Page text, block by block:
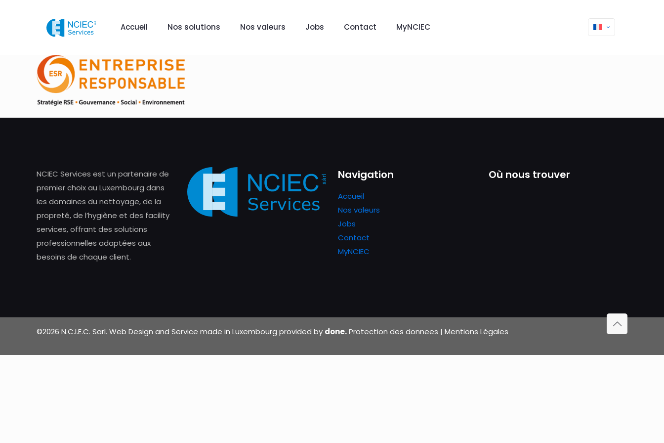
Accueil Nos solutions Nos valeurs Jobs Contact MyNCIEC
NCIEC Services est un partenaire de
premier choix au Luxembourg dans
les domaines du nettoyage, de la
propreté, de l’hygiène et des facility
services, offrant des solutions
professionnelles adaptées aux
besoins de chaque client.
Navigation
Accueil
Nos valeurs
Jobs
Contact
MyNCIEC
Où nous trouver
©2026 N.C.I.E.C. Sarl. Web Design and Service made in Luxembourg provided by done.Protection des donnees | Mentions Légales